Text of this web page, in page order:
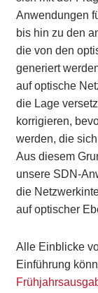
Anwendungen
bis hin zu den
die von den
generiert
auf optische
die Lage
korrigieren,
werden, die
Aus diesem
unsere SDN-
die
auf optischer
Alle Einblicke
Einführung